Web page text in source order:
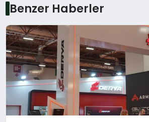
Benzer Haberler